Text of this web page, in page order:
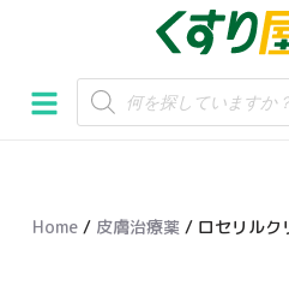
ン
テ
スHome / 皮膚治療薬 / ロセリルク